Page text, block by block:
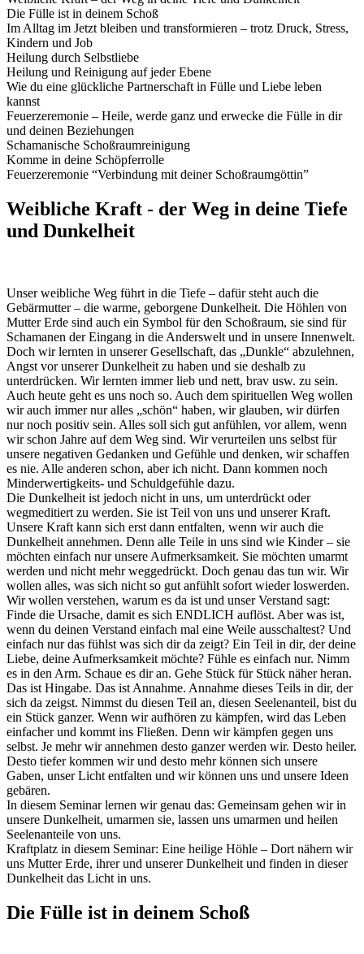
Die Fülle ist in deinem Schoß
Im Alltag im Jetzt bleiben und transformieren – trotz Druck, Stress,
Kindern und Job
Heilung durch Selbstliebe
Heilung und Reinigung auf jeder Ebene
Wie du eine glückliche Partnerschaft in Fülle und Liebe leben
kannst
Feuerzeremonie – Heile, werde ganz und erwecke die Fülle in dir
und deinen Beziehungen
Schamanische Schoßraumreinigung
Komme in deine Schöpferrolle
Feuerzeremonie “Verbindung mit deiner Schoßraumgöttin”
Weibliche Kraft - der Weg in deine Tiefe
und Dunkelheit
Unser weibliche Weg führt in die Tiefe – dafür steht auch die
Gebärmutter – die warme, geborgene Dunkelheit. Die Höhlen von
Mutter Erde sind auch ein Symbol für den Schoßraum, sie sind für
Schamanen der Eingang in die Anderswelt und in unsere Innenwelt.
Doch wir lernten in unserer Gesellschaft, das „Dunkle“ abzulehnen,
Angst vor unserer Dunkelheit zu haben und sie deshalb zu
unterdrücken. Wir lernten immer lieb und nett, brav usw. zu sein.
Auch heute geht es uns noch so. Auch dem spirituellen Weg wollen
wir auch immer nur alles „schön“ haben, wir glauben, wir dürfen
nur noch positiv sein. Alles soll sich gut anfühlen, vor allem, wenn
wir schon Jahre auf dem Weg sind. Wir verurteilen uns selbst für
unsere negativen Gedanken und Gefühle und denken, wir schaffen
es nie. Alle anderen schon, aber ich nicht. Dann kommen noch
Minderwertigkeits- und Schuldgefühle dazu.
Die Dunkelheit ist jedoch nicht in uns, um unterdrückt oder
wegmeditiert zu werden. Sie ist Teil von uns und unserer Kraft.
Unsere Kraft kann sich erst dann entfalten, wenn wir auch die
Dunkelheit annehmen. Denn alle Teile in uns sind wie Kinder – sie
möchten einfach nur unsere Aufmerksamkeit. Sie möchten umarmt
werden und nicht mehr weggedrückt. Doch genau das tun wir. Wir
wollen alles, was sich nicht so gut anfühlt sofort wieder loswerden.
Wir wollen verstehen, warum es da ist und unser Verstand sagt:
Finde die Ursache, damit es sich ENDLICH auflöst. Aber was ist,
wenn du deinen Verstand einfach mal eine Weile ausschaltest? Und
einfach nur das fühlst was sich dir da zeigt? Ein Teil in dir, der deine
Liebe, deine Aufmerksamkeit möchte? Fühle es einfach nur. Nimm
es in den Arm. Schaue es dir an. Gehe Stück für Stück näher heran.
Das ist Hingabe. Das ist Annahme. Annahme dieses Teils in dir, der
sich da zeigst. Nimmst du diesen Teil an, diesen Seelenanteil, bist du
ein Stück ganzer. Wenn wir aufhören zu kämpfen, wird das Leben
einfacher und kommt ins Fließen. Denn wir kämpfen gegen uns
selbst. Je mehr wir annehmen desto ganzer werden wir. Desto heiler.
Desto tiefer kommen wir und desto mehr können sich unsere
Gaben, unser Licht entfalten und wir können uns und unsere Ideen
gebären.
In diesem Seminar lernen wir genau das: Gemeinsam gehen wir in
unsere Dunkelheit, umarmen sie, lassen uns umarmen und heilen
Seelenanteile von uns.
Kraftplatz in diesem Seminar: Eine heilige Höhle – Dort nähern wir
uns Mutter Erde, ihrer und unserer Dunkelheit und finden in dieser
Dunkelheit das Licht in uns.
Die Fülle ist in deinem Schoß